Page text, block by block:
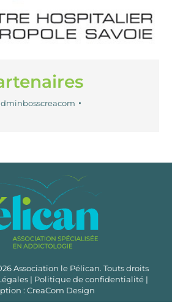
Association le Pélican. Touts droits
| Politique de confidentialité |
: CreaCom Design